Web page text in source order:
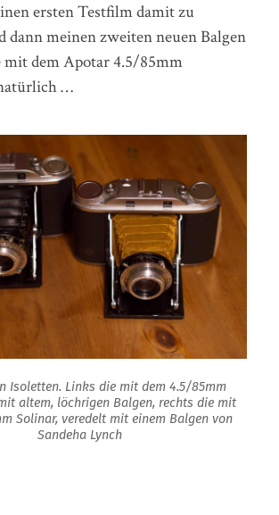
ersten Testfilm damit zu
dann meinen zweiten neuen Balgen
mit dem Apotar 4.5/85mm
…
Isoletten. Links die mit dem 4.5/85mm
altem, löchrigen Balgen, rechts die mit
Solinar, veredelt mit einem Balgen von
Sandeha Lynch